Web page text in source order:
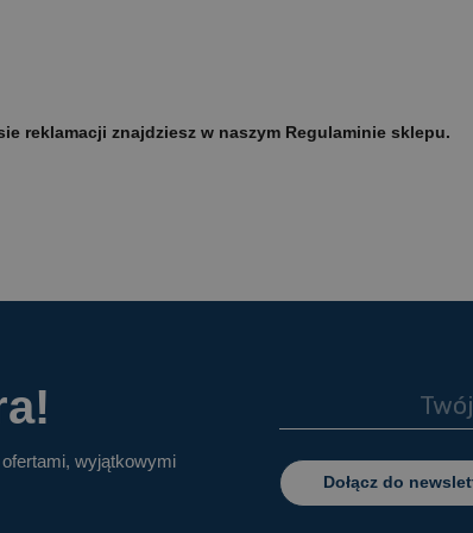
reklamacji znajdziesz w naszym Regulaminie sklepu.
wyjątkowymi
Dołącz do